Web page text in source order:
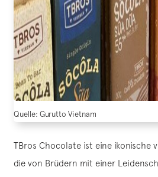
Quelle: Gurutto Vietnam
TBros Chocolate ist eine ikonische
die von Brüdern mit einer